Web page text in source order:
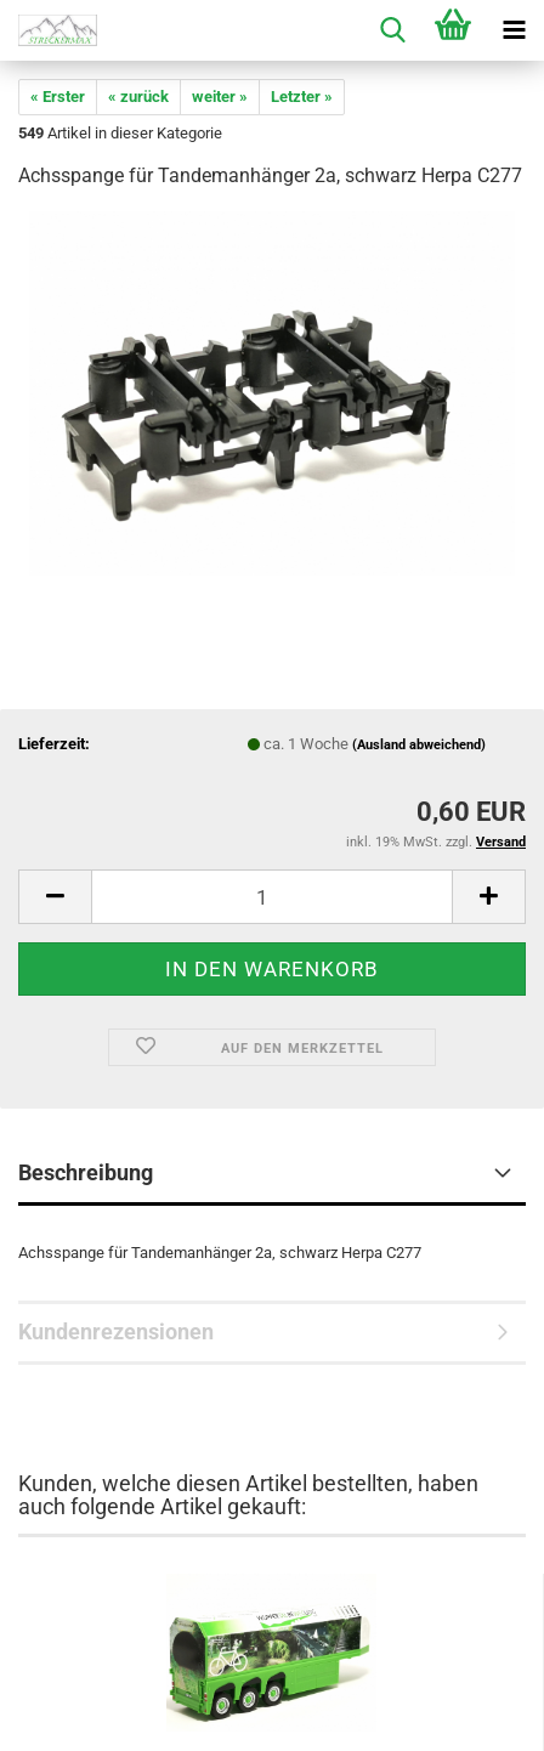
« Erster « zurück weiter »
Letzter »
549 Artikel in dieser Kategorie
Achsspange für Tandemanhänger 2a, schwarz Herpa C277
Lieferzeit: ca. 1 Woche(Ausland abweichend)
0,60 EUR
inkl. 19% MwSt. zzgl. Versand
AUF DEN MERKZETTEL
Beschreibung
Achsspange für Tandemanhänger 2a, schwarz Herpa C277
Kundenrezensionen
Kunden, welche diesen Artikel bestellten, haben
auch folgende Artikel gekauft: